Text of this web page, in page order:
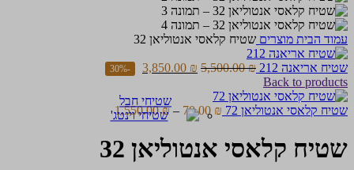
שטיחי חבל
עמוד הבית מוצרים שטיח קלאסי אנטוליאן 32
שטיח אריאנה 212 5,500.00₪
3,850.00 ₪
-30%
Back to products
שטיח קלאסי אנטוליאן 72 70.00 ₪
–
1,550.00₪
טווח
מחירים:
עד
שטיח קלאסי אנטוליאן 32